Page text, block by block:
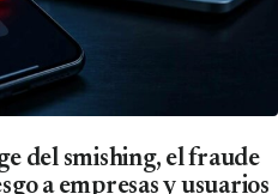
del smishing, el fraude
a empresas y usuarios